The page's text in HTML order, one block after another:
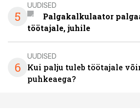
5
UUDISED
Palgakalkulaator
töötajale, juhile
6
UUDISED
Kui palju tuleb töötajale
puhkeaega?